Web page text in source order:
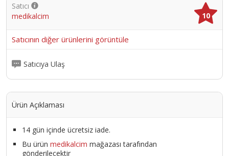
Satıcı
medikalcim
10
Satıcının diğer ürünlerini görüntüle
Satıcıya Ulaş
Ürün Açıklaması
14 gün içinde ücretsiz iade.
Bu ürün medikalcim mağazası tarafından
gönderilecektir